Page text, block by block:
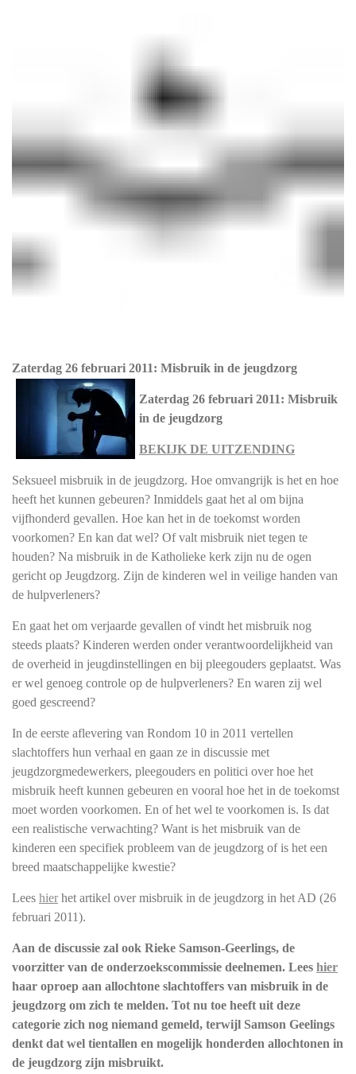
Zaterdag 26 februari 2011: Misbruik in de jeugdzorg
Zaterdag 26 februari 2011: Misbruik
in de jeugdzorg
BEKIJK DE UITZENDING
Seksueel misbruik in de jeugdzorg. Hoe omvangrijk is het en hoe
heeft het kunnen gebeuren? Inmiddels gaat het al om bijna
vijfhonderd gevallen. Hoe kan het in de toekomst worden
voorkomen? En kan dat wel? Of valt misbruik niet tegen te
houden? Na misbruik in de Katholieke kerk zijn nu de ogen
gericht op Jeugdzorg. Zijn de kinderen wel in veilige handen van
de hulpverleners?
En gaat het om verjaarde gevallen of vindt het misbruik nog
steeds plaats? Kinderen werden onder verantwoordelijkheid van
de overheid in jeugdinstellingen en bij pleegouders geplaatst. Was
er wel genoeg controle op de hulpverleners? En waren zij wel
goed gescreend?
In de eerste aflevering van Rondom 10 in 2011 vertellen
slachtoffers hun verhaal en gaan ze in discussie met
jeugdzorgmedewerkers, pleegouders en politici over hoe het
misbruik heeft kunnen gebeuren en vooral hoe het in de toekomst
moet worden voorkomen. En of het wel te voorkomen is. Is dat
een realistische verwachting? Want is het misbruik van de
kinderen een specifiek probleem van de jeugdzorg of is het een
breed maatschappelijke kwestie?
Lees hier het artikel over misbruik in de jeugdzorg in het AD (26
februari 2011).
Aan de discussie zal ook Rieke Samson-Geerlings, de
voorzitter van de onderzoekscommissie deelnemen. Lees hier
haar oproep aan allochtone slachtoffers van misbruik in de
jeugdzorg om zich te melden. Tot nu toe heeft uit deze
categorie zich nog niemand gemeld, terwijl Samson Geelings
denkt dat wel tientallen en mogelijk honderden allochtonen in
de jeugdzorg zijn misbruikt.